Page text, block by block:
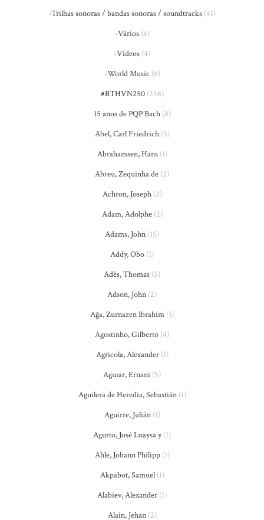
-Trilhas sonoras / bandas sonoras / soundtracks(41)
-Vários(4)
-Vídeos (4)
-World Music (6)
#BTHVN250(258)
15 anos de PQP Bach(8)
Abel, Carl Friedrich(5)
Abrahamsen, Hans(1)
Abreu, Zequinha de (2)
Achron, Joseph(2)
Adam, Adolphe(2)
Adams, John (15)
Addy, Obo (1)
Adès, Thomas (5)
Adson, John (2)
Ağa, Zurnazen Ibrahim (1)
Agostinho, Gilberto (4)
Agricola, Alexander(1)
Aguiar, Ernani (5)
Aguilera de Heredia, Sebastián(1)
Aguirre, Julián(1)
Agurto, José Loaysa y(1)
Ahle, Johann Philipp(1)
Akpabot, Samuel(1)
Alabiev, Alexander (1)
Alain, Jehan(2)